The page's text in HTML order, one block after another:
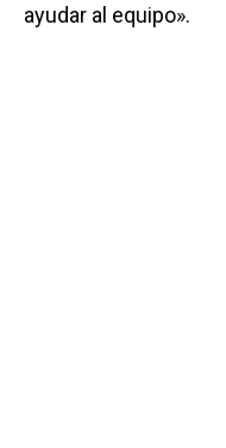
ayudar al equipo».